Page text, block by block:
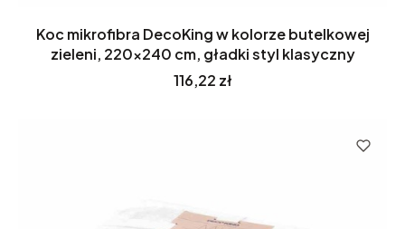
Koc mikrofibra DecoKing w kolorze butelkowej
zieleni, 220x240 cm, gładki styl klasyczny
Cena
116,22 zł